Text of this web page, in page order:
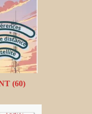
(60)